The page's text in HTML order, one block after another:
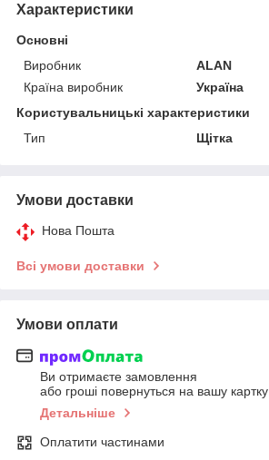
Характеристики
Основні
Виробник
ALAN
Країна виробник
Україна
Користувальницькі характеристики
Тип
Щітка
Умови доставки
Нова Пошта
Всі умови доставки
Умови оплати
Ви отримаєте замовлення
або гроші повернуться на вашу картку
Детальніше
Оплатити частинами